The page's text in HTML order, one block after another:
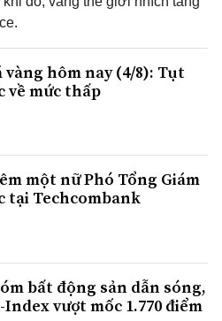
vàng hôm nay (4/8): Tụt
về mức thấp
một nữ Phó Tổng Giám
tại Techcombank
bất động sản dẫn sóng,
Index vượt mốc 1.770 điểm